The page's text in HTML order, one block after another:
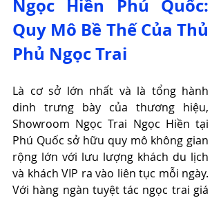
Ngọc Hiền Phú Quốc:
Quy Mô Bề Thế Của Thủ
Phủ Ngọc Trai
Là cơ sở lớn nhất và là tổng hành
dinh trưng bày của thương hiệu,
Showroom Ngọc Trai Ngọc Hiền tại
Phú Quốc sở hữu quy mô không gian
rộng lớn với lưu lượng khách du lịch
và khách VIP ra vào liên tục mỗi ngày.
Với hàng ngàn tuyệt tác ngọc trai giá